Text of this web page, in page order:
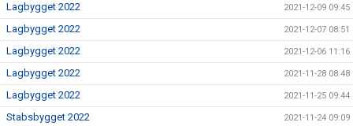
Lagbygget 2022 2021-12-09 09:45
Lagbygget 2022 2021-12-07 08:51
Lagbygget 2022 2021-12-06 11:16
Lagbygget 2022 2021-11-28 08:48
Lagbygget 2022 2021-11-25 09:44
Stabsbygget 2022 2021-11-24 09:09